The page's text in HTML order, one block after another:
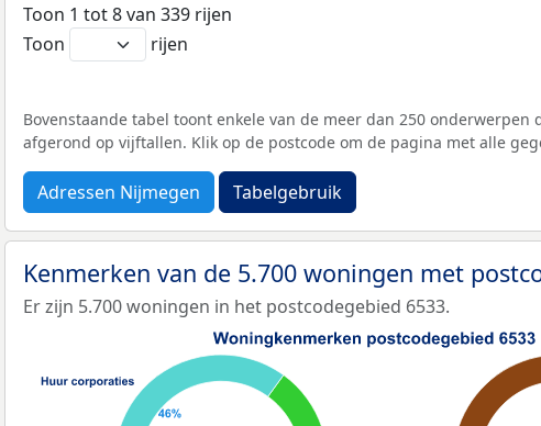
Toon 1 tot 8 van 339 rijen
Toon
rijen
Bovenstaande tabel toont enkele van de meer dan 250
afgerond op vijftallen. Klik op de postcode om de pagina met alle
Adressen Nijmegen Tabelgebruik
Kenmerken van de 5.700 woningen met
Er zijn 5.700 woningen in het postcodegebied 6533.